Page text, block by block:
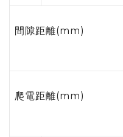
間隙距離(mm)
爬電距離(mm)